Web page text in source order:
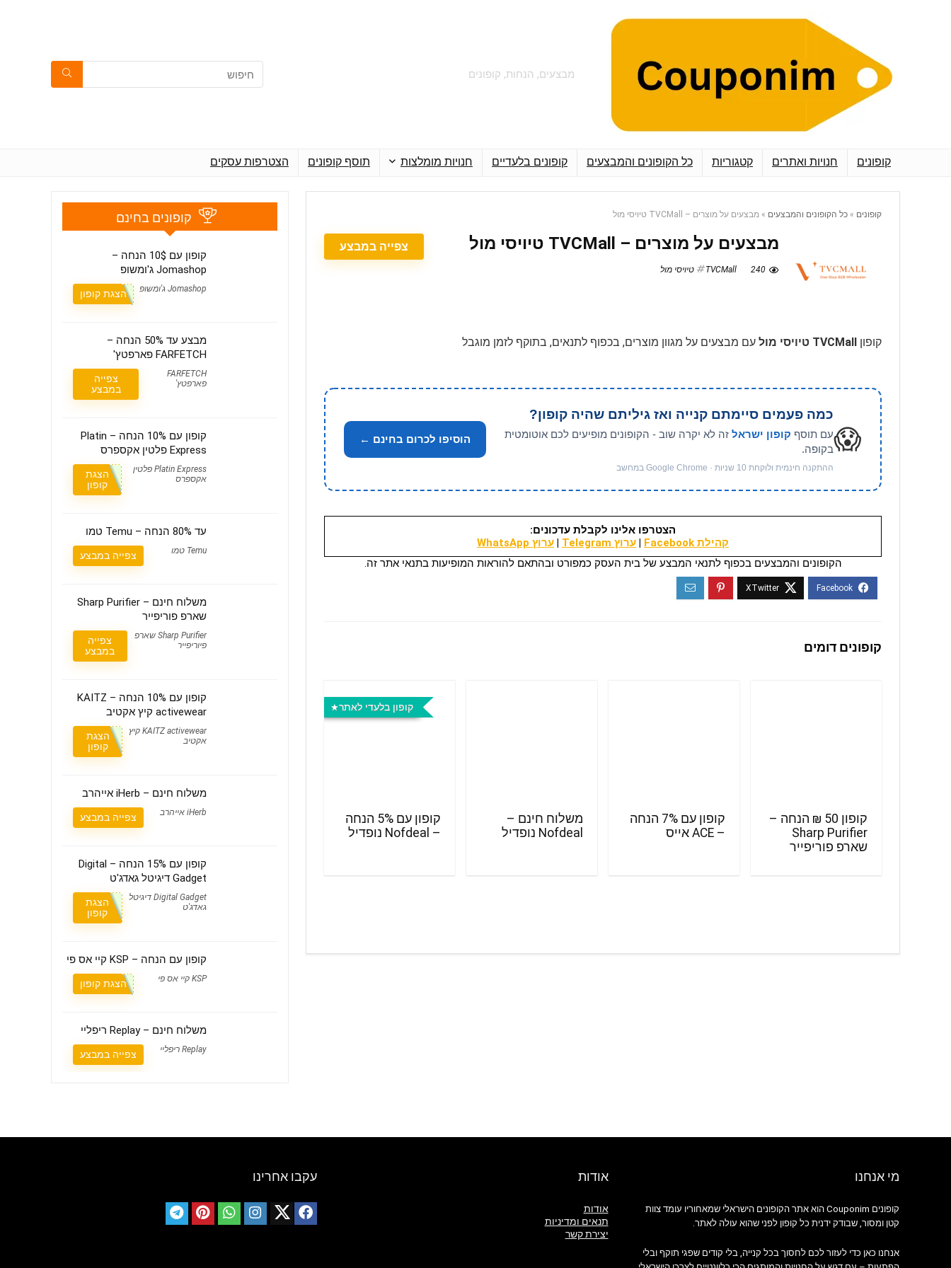
מבצעים, הנחות, קופונים
קופונים חנויות ואתרים קטגוריות כל הקופונים והמבצעים קופונים בלעדיים חנויות מומלצות תוסף קופונים הצטרפות עסקים
קופונים » כל הקופונים והמבצעים » מבצעים על מוצרים – TVCMall טיויסי מול
מבצעים על מוצרים – TVCMall טיויסי מול
240 TVCMall טיויסי מול
צפייה במבצע
קופון TVCMall טיויסי מול עם מבצעים על מגוון מוצרים, בכפוף לתנאים, בתוקף לזמן מוגבל
😱
כמה פעמים סיימתם קנייה ואז גיליתם שהיה קופון?
עם תוסף קופון ישראל זה לא יקרה שוב - הקופונים מופיעים לכם אוטומטית
בקופה.
ההתקנה חינמית ולוקחת 10 שניות · Google Chrome במחשב
הוסיפו לכרום בחינם ←
הצטרפו אלינו לקבלת עדכונים:
קהילת Facebook
| ערוץ Telegram | ערוץ WhatsApp
הקופונים והמבצעים בכפוף לתנאי המבצע של בית העסק כמפורט ובהתאם להוראות המופיעות בתנאי אתר זה.
קופונים דומים
קופון 50 ₪ הנחה –
Sharp Purifier
שארפ פוריפייר
קופון עם 7% הנחה
– ACE אייס
משלוח חינם –
Nofdeal נופדיל
קופון בלעדי לאתר
קופון עם 5% הנחה
– Nofdeal נופדיל
קופונים בחינם
קופון עם 10$ הנחה –
Jomashop ג'ומשופ
Jomashop ג'ומשופ הצגת קופון
מבצע עד 50% הנחה –
FARFETCH פארפטץ'
FARFETCH
פארפטץ'
צפייה
במבצע
קופון עם 10% הנחה – Platin
Express פלטין אקספרס
Platin Express פלטין
אקספרס
הצגת
קופון
עד 80% הנחה – Temu טמו
Temu טמו צפייה במבצע
משלוח חינם – Sharp Purifier
שארפ פוריפייר
Sharp Purifier שארפ
פיוריפייר
צפייה
במבצע
קופון עם 10% הנחה – KAITZ
activewear קיץ אקטיב
KAITZ activewear קיץ
אקטיב
הצגת
קופון
משלוח חינם – iHerb אייהרב
iHerb אייהרב צפייה במבצע
קופון עם 15% הנחה – Digital
Gadget דיגיטל גאדג'ט
Digital Gadget דיגיטל
גאדג'ט
הצגת
קופון
קופון עם הנחה – KSP קיי אס פי
KSP קיי אס פי הצגת קופון
משלוח חינם – Replay ריפליי
Replay ריפליי צפייה במבצע
מי אנחנו
קופונים Couponim הוא אתר הקופונים הישראלי שמאחוריו עומד צוות
קטן ומסור, שבודק ידנית כל קופון לפני שהוא עולה לאתר.
אנחנו כאן כדי לעזור לכם לחסוך בכל קנייה, בלי קודים שפגי תוקף ובלי
אודות
אודות
תנאים ומדיניות
יצירת קשר
עקבו אחרינו